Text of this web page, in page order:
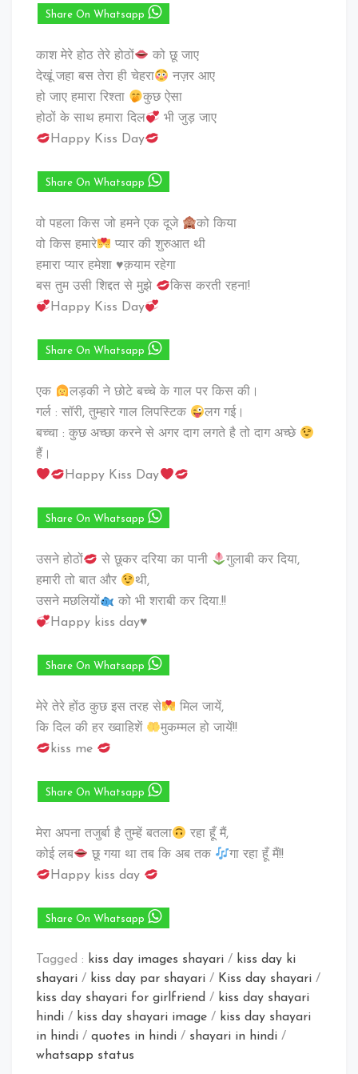
Share On Whatsapp
काश मेरे होठ तेरे होठों
को छू जाए
देखूं जहा बस तेरा ही चेहरा
नज़र आए
हो जाए हमारा रिश्ता
कुछ ऐसा
होठों के साथ हमारा दिल
भी जुड़ जाए
Happy Kiss Day
Share On Whatsapp
वो पहला किस जो हमने एक दूजे
को किया
वो किस हमारे
प्यार की शुरुआत थी
हमारा प्यार हमेशा ♥️क़याम रहेगा
बस तुम उसी शिद्दत से मुझे
किस करती रहना!
Happy Kiss Day
Share On Whatsapp
एक
लड़की ने छोटे बच्चे के गाल पर किस की।
गर्ल : सॉरी, तुम्हारे गाल लिपस्टिक
लग गई।
बच्चा : कुछ अच्छा करने से अगर दाग लगते है तो दाग अच्छे
हैं।
Happy Kiss Day
Share On Whatsapp
उसने होठों से छूकर दरिया का पानी
गुलाबी कर दिया,
हमारी तो बात और
थी,
उसने मछलियों
को भी शराबी कर दिया.!!
Happy kiss day♥️
Share On Whatsapp
मेरे तेरे होंठ कुछ इस तरह से
मिल जायें,
कि दिल की हर ख्वाहिशें
मुकम्मल हो जायें!!
kiss me
Share On Whatsapp
मेरा अपना तजुर्बा है तुम्हें बतला
रहा हूँ मैं,
कोई लब
छू गया था तब कि अब तक
गा रहा हूँ मैं!!
Happy kiss day
Share On Whatsapp
Tagged : kiss day images shayari / kiss day ki
shayari / kiss day par shayari / Kiss day shayari /
kiss day shayari for girlfriend / kiss day shayari
hindi / kiss day shayari image / kiss day shayari
in hindi / quotes in hindi / shayari in hindi /
whatsapp status